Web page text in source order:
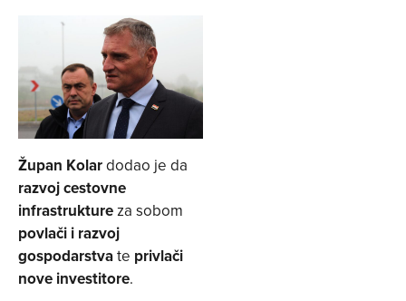
Župan Kolardodao je da
razvoj cestovne
infrastruktureza sobom
povlači i razvoj
gospodarstvate privlači
nove investitore.